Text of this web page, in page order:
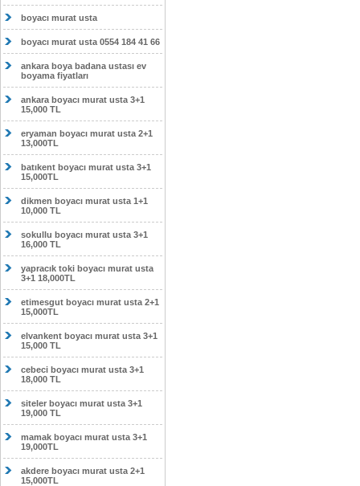
boyacı murat usta
boyacı murat usta 0554 184 41 66
ankara boya badana ustası ev
boyama fiyatları
ankara boyacı murat usta 3+1
15,000 TL
eryaman boyacı murat usta 2+1
13,000TL
batıkent boyacı murat usta 3+1
15,000TL
dikmen boyacı murat usta 1+1
10,000 TL
sokullu boyacı murat usta 3+1
16,000 TL
yapracık toki boyacı murat usta
3+1 18,000TL
etimesgut boyacı murat usta 2+1
15,000TL
elvankent boyacı murat usta 3+1
15,000 TL
cebeci boyacı murat usta 3+1
18,000 TL
siteler boyacı murat usta 3+1
19,000 TL
mamak boyacı murat usta 3+1
19,000TL
akdere boyacı murat usta 2+1
15,000TL